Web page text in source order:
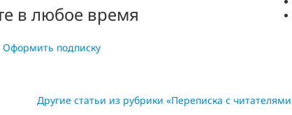
в любое время
Оформить подписку
Другие статьи из рубрики «Переписка с